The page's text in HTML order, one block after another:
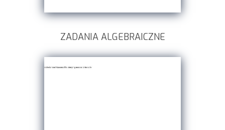
ZADANIA ALGEBRAICZNE